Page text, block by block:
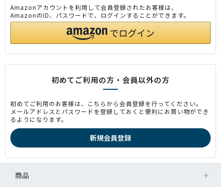
Amazonアカウントを利用して会員登録されたお客様は、
AmazonのID、パスワードで、ログインすることができます。
初めてご利用の方・会員以外の方
初めてご利用のお客様は、こちらから会員登録を行ってください。
メールアドレスとパスワードを登録しておくと便利にお買い物ができ
るようになります。
商品